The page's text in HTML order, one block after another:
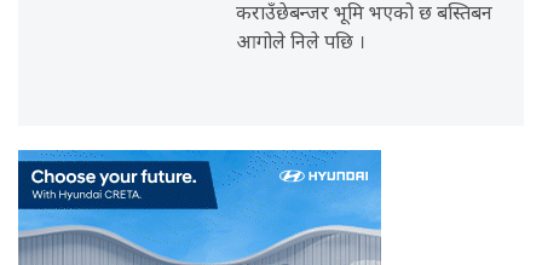
कराउँछेबन्जर भूमि भएको छ बस्तिबन
आगोले निले पछि ।